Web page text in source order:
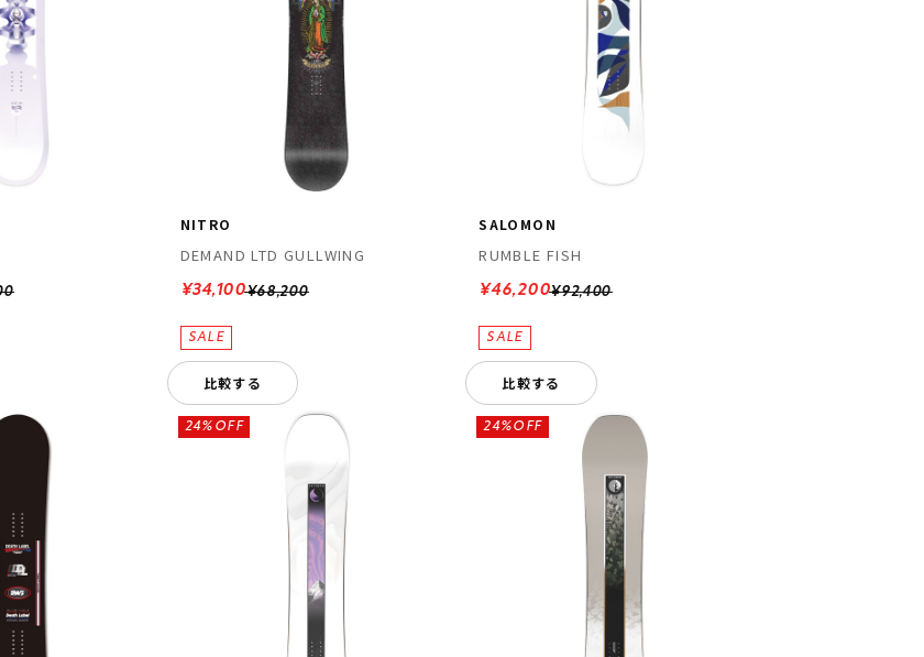
NITRO
DEMAND LTD GULLWING
¥68,200
¥34,100
比較する
SALOMON
RUMBLE FISH
¥92,400
¥46,200
比較する
24%OFF 24%OFF